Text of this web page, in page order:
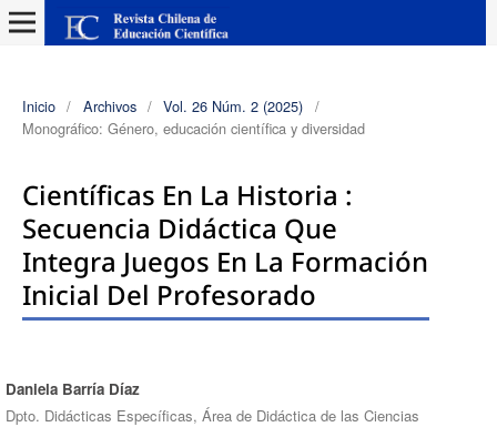
Inicio / Archivos / Vol. 26 Núm. 2 (2025) /
Monográfico: Género, educación científica y diversidad
Científicas En La Historia :
Secuencia Didáctica Que
Integra Juegos En La Formación
Inicial Del Profesorado
Autores/as
Daniela Barría Díaz
Dpto. Didácticas Específicas, Área de Didáctica de las Ciencias